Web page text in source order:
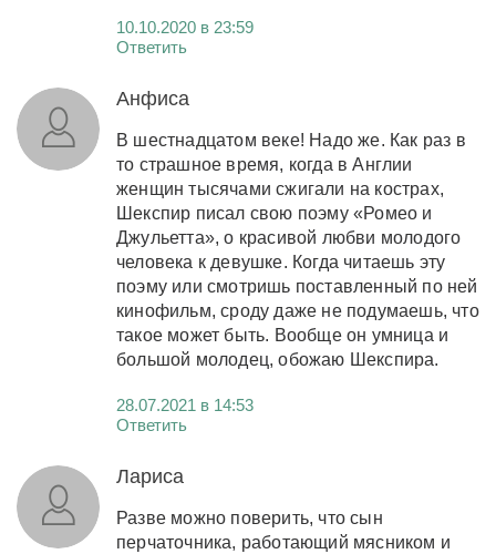
10.10.2020 в 23:59
Ответить
Анфиса
В шестнадцатом веке! Надо же. Как раз в
то страшное время, когда в Англии
женщин тысячами сжигали на кострах,
Шекспир писал свою поэму «Ромео и
Джульетта», о красивой любви молодого
человека к девушке. Когда читаешь эту
поэму или смотришь поставленный по ней
кинофильм, сроду даже не подумаешь, что
такое может быть. Вообще он умница и
большой молодец, обожаю Шекспира.
28.07.2021 в 14:53
Ответить
Лариса
Разве можно поверить, что сын
перчаточника, работающий мясником и